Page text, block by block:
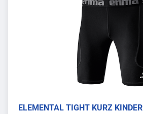
ELEMENTAL TIGHT KURZ KINDER